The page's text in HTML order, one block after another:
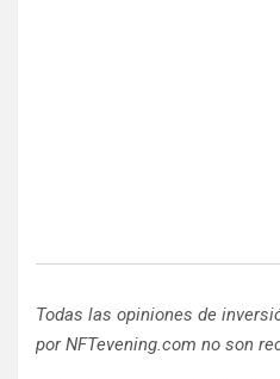
Todas las opiniones de
por NFTevening.com no son